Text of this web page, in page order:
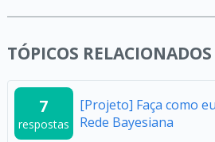
TÓPICOS RELACIONADOS
7
respostas
[Projeto] Faça como
Rede Bayesiana